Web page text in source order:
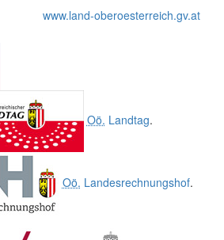
www.land-oberoesterreich.gv.at
Oö. Landtag.
Oö. Landesrechnungshof.